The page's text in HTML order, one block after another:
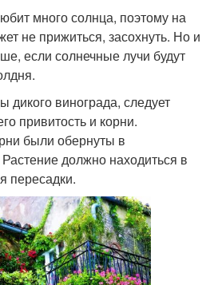
много солнца, поэтому на
не прижиться, засохнуть. Но и
если солнечные лучи будут
винограда, следует
привитость и корни.
были обернуты в
должно находиться в
пересадки.